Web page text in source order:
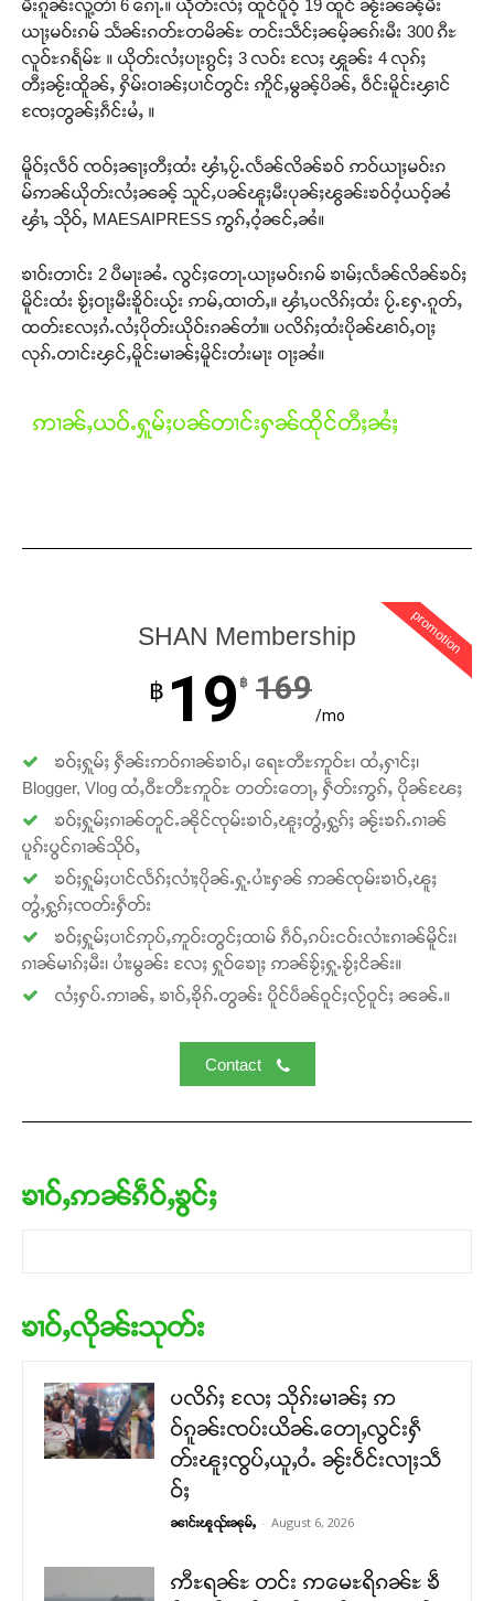
Support SHAN
တႃႇႁႂ်ႈသဵင်ၵၢင်ၸႂ်ၵူၼ်းမိူင်း ၵူႈတီႈၵူႈလႅၼ်ပေႃးတေၸွ
တ်ႇ တူဝ်ႈလုမ်ႈၾႃႉၼၼ်ႉ ၶဝ်ႈႁူမ်ႈၵမ်ႉထႅမ် ၸုမ်းၶၢ
ဝ်ႇၽူႈတွႆႇႁွၵ်ႈ လႆႈယူႇၶႃႈဢေႃႈ။
Donate Now
မီးၵူၼ်းလူ့တၢႆ 6 ၵေႃႉ။ ယိုတ်းလႆႈ ထူင်ပိူဝ့် 19 ထူင် ၼႂ်းၼၼ့်မီး
ယႃႈမဝ်းၵမ် သႅၼ်းၵတ်ႊတမိၼ်ႊ တင်းသဵင်ႈၼမ့်ၼၵ်းမီး 300 ၵီႊ
လူဝ်ႊၵရႅမ်ႊ ။ ယိုတ်းလႆႈပႃးၵွင်ႈ 3 လဝ်း လႄႈ ၾူၼ်း 4 လုၵ်ႈ
တီႈၼႂ်းထိူၼ်ႇ ႁိမ်းဝၢၼ်ႈပၢင်တွင်း ဢိူင်ႇမွၼ့်ပိၼ်ႇ ဝဵင်းမိူင်းၾၢင်
ၸႄႈတွၼ်ႈၵဵင်းမႆႇ ။
မိူဝ်ႈလဵဝ် ၸဝ်ႈၼႃႈတီႈထႆး ၾၢႆႇပႂ်ႉလႅၼ်လိၼ်ၶဝ် ဢဝ်ယႃႈမဝ်းၵ
မ်ဢၼ်ယိုတ်းလႆႈၼၼ့် သူင်ႇပၼ်ၽူႈမီးပုၼ်ႈၽွၼ်းၶဝ်ဝႆ့ယဝ့်ၼႆ
ၾၢႆႇ သိုဝ်ႇ MAESAIPRESS ဢွၵ်ႇဝႆ့ၼင်ႇၼႆ။
ၶၢဝ်းတၢင်း 2 ပီမႃးၼႆႉ လွင်ႈတေႃႉယႃႈမဝ်းၵမ် ၶၢမ်ႈလႅၼ်လိၼ်ၶဝ်ႈ
မိူင်းထႆး ၶႂ်ႈဝႃႈမီးၶိူဝ်းယႂ်း ဢမ်ႇထၢတ်ႇ။ ၾၢႆႇပလိၵ်ႈထႆး ပႂ်ႉႁႄႉၵူတ်ႇ
ထတ်းလႄႈၵႆႉလႆႈပိုတ်းယိုဝ်းၵၼ်တၢႆ။ ပလိၵ်ႈထႆးပိုၼ်ၽၢဝ်ႇဝႃႈ
လုၵ်ႉတၢင်းၾင်ႇမိူင်းမၢၼ်ႈမိူင်းတႆးမႃး ဝႃႈၼႆ။
ဢၢၼ်ႇယဝ်ႉႁူမ်ႈပၼ်တၢင်းႁၼ်ထိုင်တီႈၼႆႈ
promotion
SHAN Membership
฿ 19 ฿ 169
/mo
ၶဝ်ႈႁူမ်ႈ ႁဵၼ်းဢဝ်ၵၢၼ်ၶၢဝ်ႇ၊ ရေႊတီႊဢူဝ်ႊ၊ ထႆႇႁၢင်ႈ၊
Blogger, Vlog ထႆႇဝီႊတီႊဢူဝ်ႊ တတ်းတေႃႇ ႁဵတ်းဢွၵ်ႇ ပိုၼ်ၽႄႈ
ၶဝ်ႈႁူမ်ႈၵၢၼ်တူင်ႉၼိုင်ၸုမ်းၶၢဝ်ႇၽူႈတွႆႇႁွၵ်ႈ ၼႂ်းၶၵ်ႉၵၢၼ်
ပူၵ်းပွင်ၵၢၼ်သိုဝ်ႇ
ၶဝ်ႈႁူမ်ႈပၢင်လႅၵ်ႈလၢႆႈပိုၼ်ႉႁူႉပၢႆးႁၼ် ဢၼ်ၸုမ်းၶၢဝ်ႇၽူႈ
တွႆႇႁွၵ်ႈၸတ်းႁဵတ်း
ၶဝ်ႈႁူမ်ႈပၢင်ဢုပ်ႇဢူဝ်းတွင်ႈထၢမ် ၵဵဝ်ႇၵပ်းငဝ်းလၢႆးၵၢၼ်မိူင်း၊
ၵၢၼ်မၢၵ်ႈမီး၊ ပၢႆးမွၼ်း လႄႈ ႁူဝ်ၶေႃႈ ဢၼ်ၶႂ်ႈႁူႉၶႂ်ႈငိၼ်း။
လႆႈႁပ်ႉဢၢၼ်ႇ ၶၢဝ်ႇၶိုၵ်ႉတွၼ်း ပိူင်ပဵၼ်ဝူင်ႈလႂ်ဝူင်ႈ ၼၼ်ႉ။
Contact
ၶၢဝ်ႇဢၼ်ၵဵဝ်ႇၶွင်ႈ
ၶၢဝ်ႇလိုၼ်းသုတ်း
ပလိၵ်ႈ လႄႈ သိုၵ်းမၢၼ်ႈ ဢ
ဝ်ၵူၼ်းၸပ်းယိၼ်ႉတေႃႇလွင်းႁဵ
တ်းၽူႈၸွပ်ႇယူႇဝႆႉ ၼႂ်းဝဵင်းလႃႈသဵ
ဝ်ႈ
ၼၢင်းၽူၺ်းၼုမ်ႇ - August 6, 2026
ဢီႊရၼ်ႊ တင်း ဢမေႊရိၵၼ်ႊ ၶဵ